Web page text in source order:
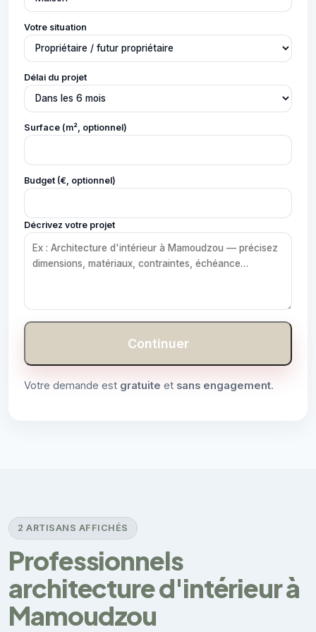
Votre situation
Délai du projet
Surface (m², optionnel)
Budget (€, optionnel)
Décrivez votre projet
Continuer
Votre demande est gratuite et sans engagement.
2 ARTISANS AFFICHÉS
Professionnels
architecture d'intérieur à
Mamoudzou